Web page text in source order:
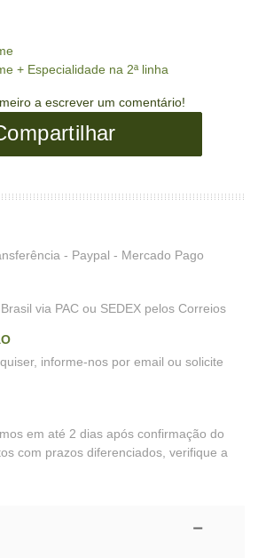
+ Especialidade na 2ª linha
a escrever um comentário!
- Paypal - Mercado Pago
via PAC ou SEDEX pelos Correios
informe-nos por email ou solicite
em até 2 dias após confirmação do
com prazos diferenciados, verifique a